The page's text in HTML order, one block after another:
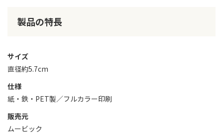
製品の特長
サイズ
直径約5.7cm
仕様
紙・鉄・PET製／フルカラー印刷
販売元
ムービック